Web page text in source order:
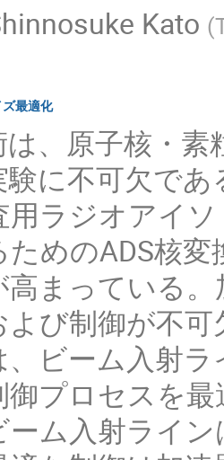
Kato (
最適化
は、原子核・
験に不可欠で
ラジオアイ
ためのADS核
高まっている
よび制御が不
ビーム入射
御プロセスを
ーム入射ライ